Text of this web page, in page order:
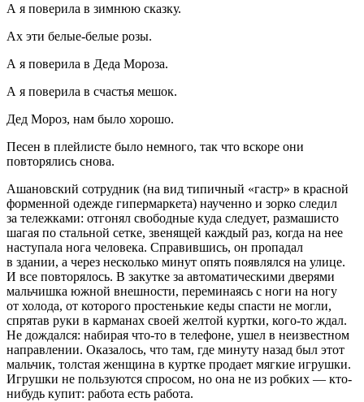
А я поверила в зимнюю сказку.
Ах эти белые-белые розы.
А я поверила в Деда Мороза.
А я поверила в счастья мешок.
Дед Мороз, нам было хорошо.
Песен в плейлисте было немного, так что вскоре они
повторялись снова.
Ашановский сотрудник (на вид типичный «гастр» в красной
форменной одежде гипермаркета) наученно и зорко следил
за тележками: отгонял свободные куда следует, размашисто
шагая по стальной сетке, звенящей каждый раз, когда на нее
наступала нога человека. Справившись, он пропадал
в здании, а через несколько минут опять появлялся на улице.
И все повторялось. В закутке за автоматическими дверями
мальчишка южной внешности, переминаясь с ноги на ногу
от холода, от которого простенькие кеды спасти не могли,
спрятав руки в карманах своей желтой куртки, кого-то ждал.
Не дождался: набирая что-то в телефоне, ушел в неизвестном
направлении. Оказалось, что там, где минуту назад был этот
мальчик, толстая женщина в куртке продает мягкие игрушки.
Игрушки не пользуются спросом, но она не из робких — кто-
нибудь купит: работа есть работа.